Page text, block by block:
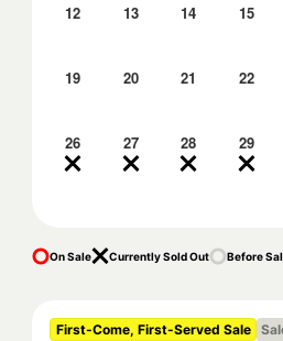
12 13 14 15
19 20 21 22
26 27 28 29
On Sale Currently Sold Out Before
First-Come, First-Served Sale